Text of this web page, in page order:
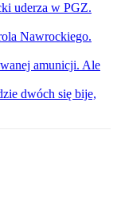
uderza w PGZ.
Nawrockiego.
amunicji. Ale
dwóch się bije,